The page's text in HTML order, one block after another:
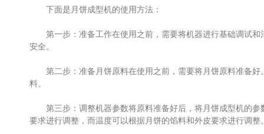
下面是月饼成型机的使用方法：
第一步：准备工作在使用之前，需要将机器进行基础调试和
安全。
第二步：准备月饼原料在使用之前，需要将月饼原料准备好
料。
第三步：调整机器参数将原料准备好后，将月饼成型机的参
要求进行调整，而温度可以根据月饼的馅料和外皮要求进行调整